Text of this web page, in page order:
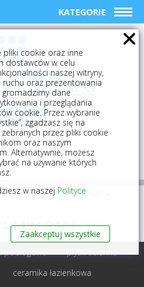
KATEGORIE
PŁYTKI PODŁOGOWE
MY SPACE
podłogowe
płytki ścienne
ceramika łazienkowa
pliki cookie oraz inne
dostawców w celu
naszej witryny,
ruchu oraz prezentowania
gromadzimy dane
i przeglądania
cookie. Przez wybranie
zgadzasz się na
przez pliki cookie
oraz naszym
Alternatywnie, możesz
na używanie których
w naszej Polityce
Zaakceptuj wszystkie